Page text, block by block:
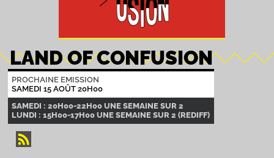
LAND OF CONFUSION
PROCHAINE EMISSION
SAMEDI 15 AOÛT 20H00
SAMEDI : 20H00-22H00 UNE SEMAINE SUR 2
LUNDI : 15H00-17H00 UNE SEMAINE SUR 2 (REDIFF)